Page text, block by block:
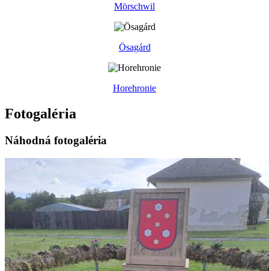
Mörschwil
Ösagárd
Horehronie
Fotogaléria
Náhodná fotogaléria